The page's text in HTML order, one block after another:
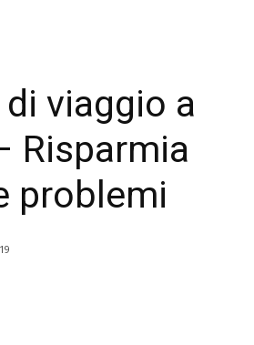
viaggio a
Risparmia
problemi